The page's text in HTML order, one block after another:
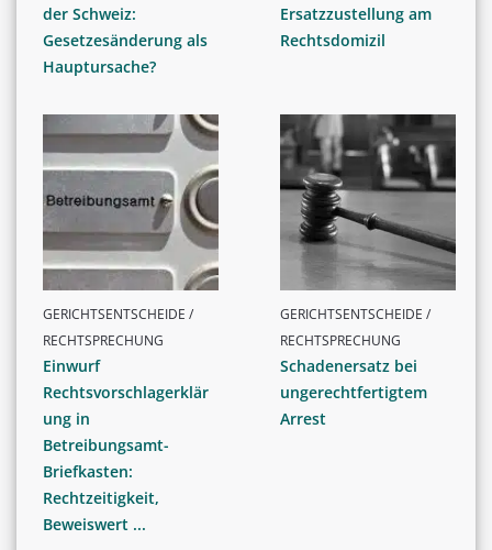
der Schweiz:
Gesetzesänderung als
Hauptursache?
Ersatzzustellung am
Rechtsdomizil
GERICHTSENTSCHEIDE /
RECHTSPRECHUNG
Einwurf
Rechtsvorschlagerklär
ung in
Betreibungsamt-
Briefkasten:
Rechtzeitigkeit,
Beweiswert ...
GERICHTSENTSCHEIDE /
RECHTSPRECHUNG
Schadenersatz bei
ungerechtfertigtem
Arrest